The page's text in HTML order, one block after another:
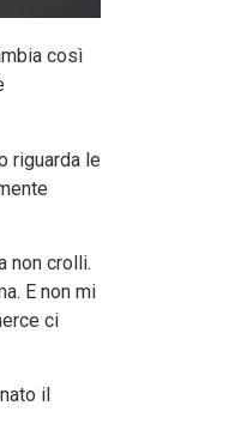
così
riguarda le
non crolli.
E non mi
ci
il